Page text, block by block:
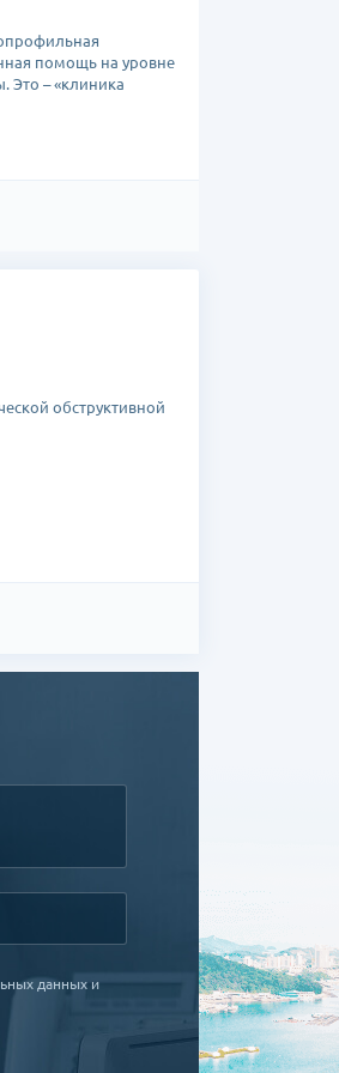
помощь на уровне
Это – «клиника
обструктивной
данных и